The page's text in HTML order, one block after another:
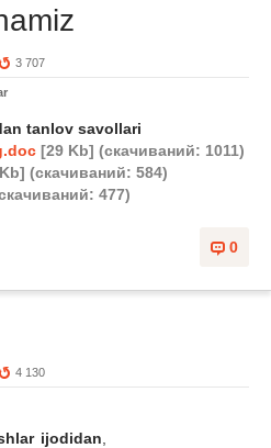
3 707
tanlov savollari
[29 Kb] (cкачиваний: 1011)
(cкачиваний: 584)
477)
0
4 130
ijodidan